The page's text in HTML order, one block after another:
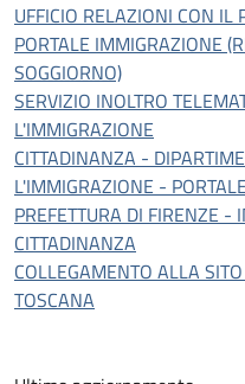
UFFICIO RELAZIONI CON IL
PORTALE IMMIGRAZIONE
SOGGIORNO)
SERVIZIO INOLTRO
L'IMMIGRAZIONE
CITTADINANZA -
L'IMMIGRAZIONE -
PREFETTURA DI FIRENZE -
CITTADINANZA
COLLEGAMENTO ALLA
TOSCANA